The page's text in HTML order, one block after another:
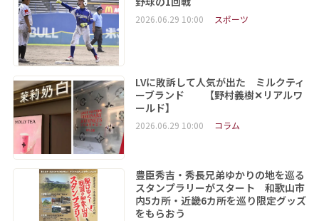
2026.06.29 10:00 スポーツ
LVに敗訴して人気が出た ミルクティ
ーブランド 【野村義樹✕リアルワ
ールド】
2026.06.29 10:00 コラム
豊臣秀吉・秀長兄弟ゆかりの地を巡る
スタンプラリーがスタート 和歌山市
内5カ所・近畿6カ所を巡り限定グッズ
をもらおう